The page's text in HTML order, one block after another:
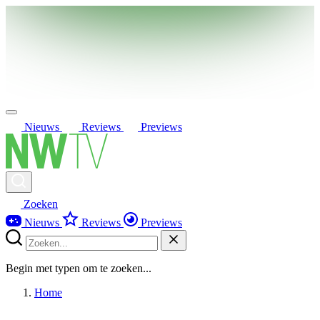
Nieuws Reviews Previews
Zoeken
Nieuws
Reviews Previews
Begin met typen om te zoeken...
Home